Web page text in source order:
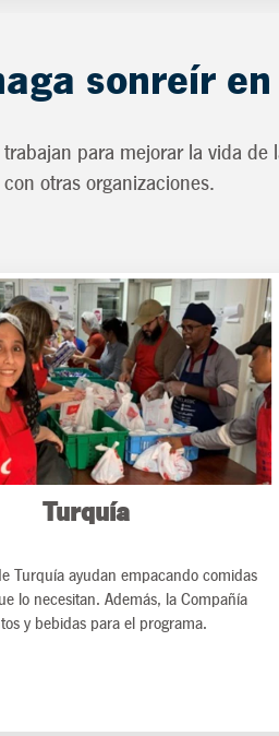
sonreír
para mejorar la vida
otras organizaciones.
Turquía
Turquía ayudan empacando comidas
lo necesitan. Además, la Compañía
y bebidas para el programa.